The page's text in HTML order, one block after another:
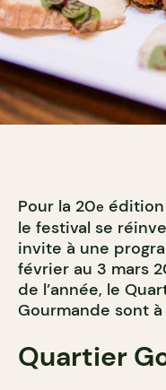
Pour la 20e édition
le festival se
invite à une
février au 3 mars
de l’année, le
Gourmande sont
Quartier